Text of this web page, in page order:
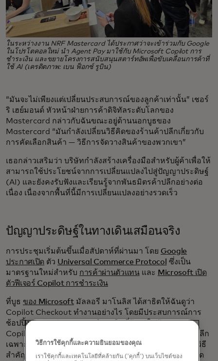
ในระหว่างงาน NRF Mastercard ได้ประกาศว่าจะเข้าร่วมกับ Google
ในโปรโตคอลใหม่ นำ Agent Pay มาใช้กับ Microsoft Copilot การ
ชำระเงิน และขยายโครงการสนับสนุนสตาร์ทอัพเพื่อขับเคลื่อนการค้าที่
ใช้ AI (เครดิตภาพ: เบน ฟ็อกซ์ รูบิน)
“มันจะไม่เพียงแต่เปลี่ยนประสบการณ์ของลูกค้าเท่านั้น” เชอร์
ริ เฮย์มอนด์ หัวหน้าฝ่ายการค้าดิจิทัลระดับโลกของ
Mastercard กล่าวกับฉันขณะอยู่ด้านนอกบูธของ
Mastercard “มันกำลังเปลี่ยนวิธีคิดของร้านค้าปลีกเกี่ยวกับ
การคัดเลือกสินค้า — วิธีการจัดวางสินค้าของพวกเขา”
เธอกล่าวเสริมว่า บริษัทกำลังสร้างเครื่องมือสำหรับผู้ค้าเพื่อให้
สามารถใช้ประโยชน์จากการเปลี่ยนแปลงไปสู่ปัญญาประดิษฐ์
(AI) และยังคงรับฟังและเรียนรู้จากพันธมิตรค้าปลีกอย่างต่อ
เนื่อง เนื่องจากพื้นที่นี้มีการเปลี่ยนแปลงอย่างรวดเร็ว
ปัญญาประดิษฐ์ในทางเดินเสมือนจริง
การประชุมเริ่มต้นขึ้นเมื่อสัปดาห์ที่ผ่านมา โดย Google
ประกาศเปิด ตัว Universal Commerce Protocol ซึ่งเป็น
มาตรฐานใหม่สำหรับ การค้าผ่านตัวแทนและ Microsoft เปิด
ตัวฟีเจอร์ Copilot การชำระเงิน
ที่บูธ ของ Microsoftมัลลอรี มาโนลิส ได้สาธิตให้ฉันดูว่า
Copilot Checkout ทำงานอย่างไร โดยมีประสบการณ์การ
ช้อปปิ้งและ (แน่นอน) การชำระเงินที่ฝังอยู่ในตัวแทน AI
Copilot ของบริษัท เธอกล่าวว่าทีมงานจงใจใส่ชื่อร้านค้าปลีก
เฉพาะเจาะจงลงในปุ่มซื้อ เช่น ร้านหนังสือท้องถิ่น เพื่อเป็นวิธี
สำคัญที่ธุรกิจเหล่านี้จะสามารถรักษาความสัมพันธ์ที่ใกล้ชิด
วิธีการใช้คุกกี้และความยินยอมของคุณ
เราใช้คุกกี้และเทคโนโลยีที่คล้ายกัน ('คุกกี้') บนเว็บไซต์ของ